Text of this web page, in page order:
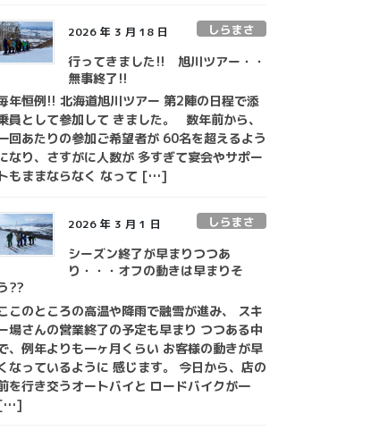
2026 年 3 月 18 日 しらまさ
行ってきました!! 旭川ツアー・・
無事終了!!
年恒例!! 北海道旭川ツアー 第2陣の日程で添
員として参加して きました。 数年前から、
回あたりの参加ご希望者が 60名を超えるよう
なり、さすがに人数が 多すぎて宴会やサポー
トもままならなく なって […]
2026 年 3 月 1 日 しらまさ
シーズン終了が早まりつつあ
り・・・オフの動きは早まりそ
??
このところの高温や降雨で融雪が進み、 スキ
場さんの営業終了の予定も早まり つつある中
、例年よりも一ヶ月くらい お客様の動きが早
なっているように 感じます。 今日から、店の
を行き交うオートバイと ロードバイクが一